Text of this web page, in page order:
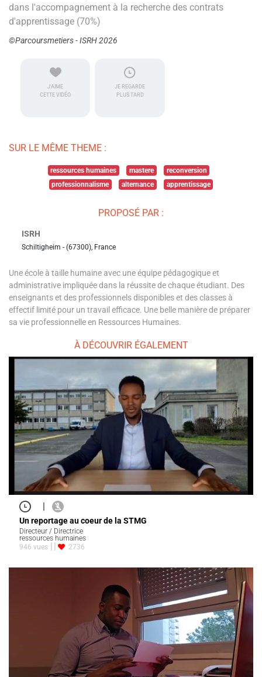
dans l'accompagnement à la recherche des contrats
d'apprentissage (70%)
©Parcoursmetiers - ISRH 2026
J'AIME
CETTE VIDÉO
JE REGARDE
PLUS TARD
SUR LE MÊME THEME :
ressources humaines mastere
reconversion
professionnalisme
alternance apprentissage
PROPOSÉ PAR :
ISRH
Schiltigheim - (67300), France
Une école à taille humaine avec une équipe pédagogique et
administrative impliquée dans la réussite de chaque étudiant. Des
enseignants et des professionnels disponibles et des classes à
effectif limité pour un travail efficace. Une belle manière de préparer
sa vie professionnelle en Ressources Humaines.
À DÉCOUVRIR ÉGALEMENT
|
Un reportage au coeur de la STMG
Directeur / Directrice
ressources humaines
946 vues
2736